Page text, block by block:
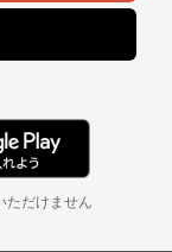
ただけません